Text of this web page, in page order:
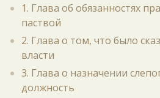
1. Глава об обязанностях
паствой
2. Глава о том, что было
власти
3. Глава о назначении
должность